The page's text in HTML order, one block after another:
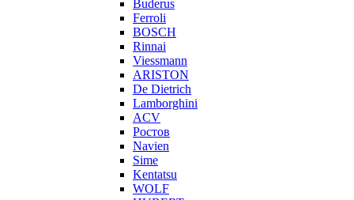
Buderus
Ferroli
BOSCH
Rinnai
Viessmann
ARISTON
De Dietrich
Lamborghini
ACV
Ростов
Navien
Sime
Kentatsu
WOLF